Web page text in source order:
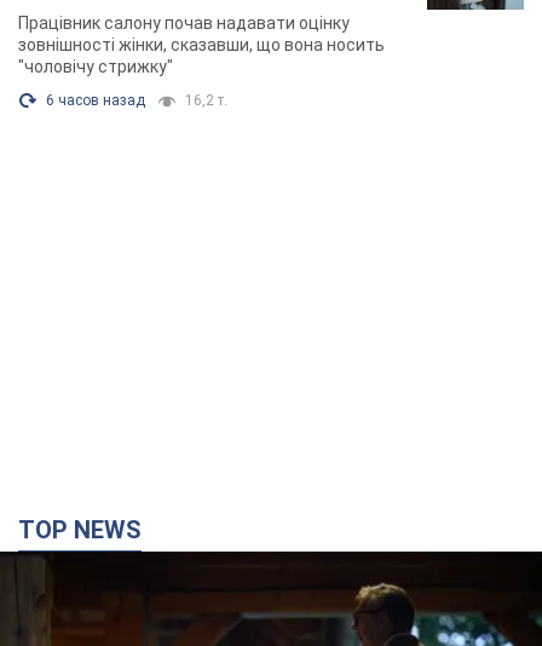
розгорівся скандал. Фото
Працівник салону почав надавати оцінку
зовнішності жінки, сказавши, що вона носить
"чоловічу стрижку"
6 часов назад 16,2 т.
TOP NEWS